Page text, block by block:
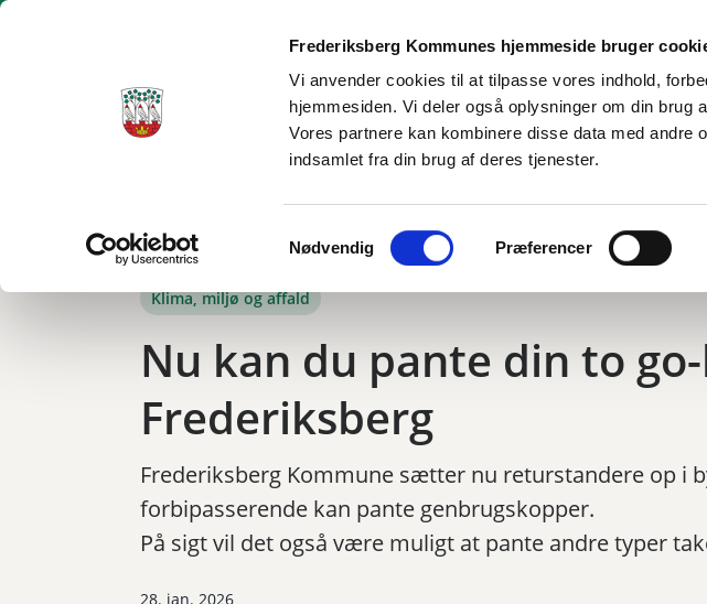
Frederiksberg Kommunes hjemmeside bruger
Vi anvender cookies til at tilpasse vores indhold,
hjemmesiden. Vi deler også oplysninger om din brug
Vores partnere kan kombinere disse data med andre
indsamlet fra din brug af deres tjenester.
Nødvendig Præferencer
Borgerservice Dagtilbud og skole Social og sundhed By, bolig og miljø
Klima, miljø og affald
Nu kan du pante din to
Frederiksberg
Frederiksberg Kommune sætter nu returstandere op i
forbipasserende kan pante genbrugskopper.
På sigt vil det også være muligt at pante andre typer
28. jan. 2026